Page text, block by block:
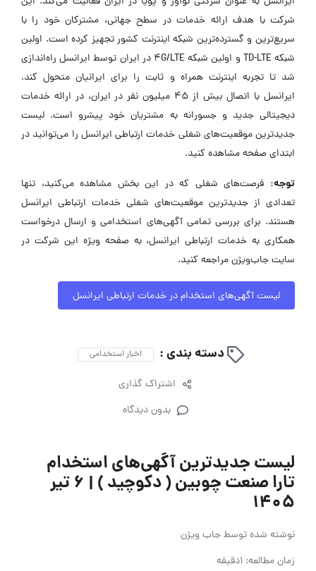
شرکت با هدف ارائه خدمات در سطح جهانی، مشترکان خود را با
سریع‌ترین و گسترده‌ترین شبکه اینترنت کشور تجهیز کرده است. اولین
شبکه TD-LTE و اولین شبکه 4G/LTE در ایران توسط ایرانسل راه‌اندازی
شد تا تجربه اینترنت همراه و ثابت را برای ایرانیان متحول کند.
ایرانسل با اتصال بیش از ۴۵ میلیون نفر در ایران، در ارائه خدمات
دیجیتالی جدید و جسورانه به مشتریان خود پیشرو است. لیست
جدیدترین موقعیت‌های شغلی خدمات ارتباطی ایرانسل را می‌توانید در
ابتدای صفحه مشاهده کنید.
توجه: فرصت‌های شغلی که در این بخش مشاهده می‌کنید، تنها
تعدادی از جدیدترین موقعیت‌های شغلی خدمات ارتباطی ایرانسل
هستند. برای بررسی تمامی آگهی‌های استخدامی و ارسال درخواست
همکاری به خدمات ارتباطی ایرانسل، به صفحه ویژه این شرکت در
سایت جاب‌ویژن مراجعه کنید.
لیست آگهی‌های استخدام در خدمات ارتباطی ایرانسل
دسته بندی : اخبار استخدامی
اشتراک گذاری
بدون دیدگاه
لیست جدیدترین آگهی‌های استخدام
تارا صنعت چوبین ( دکوچید ) | ۶ تیر
۱۴۰۵
نوشته شده توسطجاب ویژن
زمان مطالعه: 1دقیقه